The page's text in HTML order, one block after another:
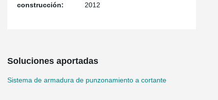
construcción:
2012
Soluciones aportadas
Sistema de armadura de punzonamiento a cortante